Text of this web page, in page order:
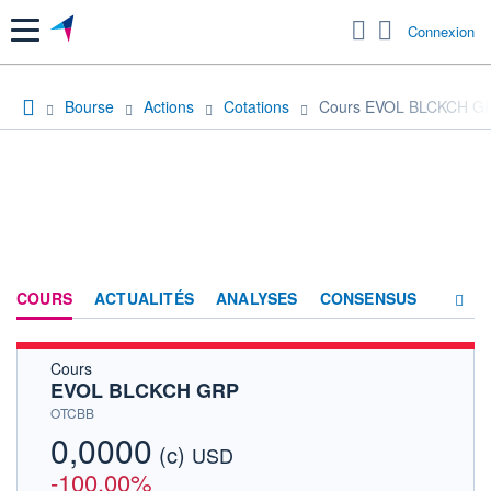
Menu Connexion
Bourse Actions Cotations Cours EVOL BLCKCH
COURS ACTUALITÉS ANALYSES CONSENSUS
Cours
EVOL BLCKCH GRP
OTCBB
0,0000 (c) USD
-100,00%